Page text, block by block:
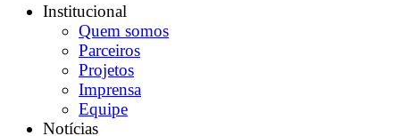
Institucional
Quem somos
Parceiros
Projetos
Imprensa
Equipe
Notícias